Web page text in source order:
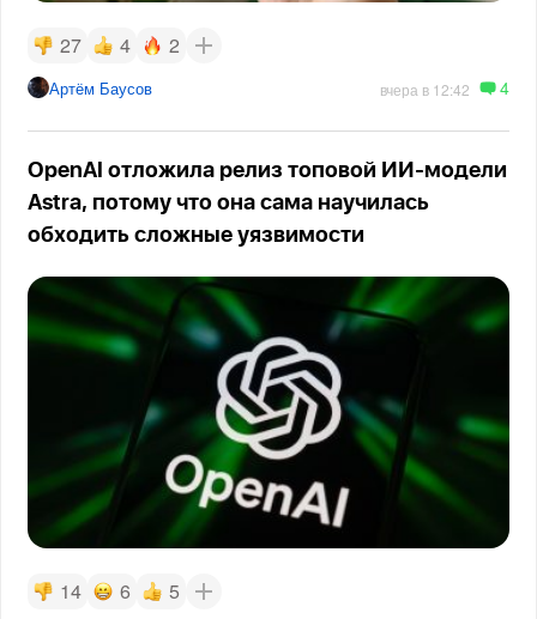
27 4 2
Артём Баусов вчера в 12:42 4
OpenAI отложила релиз топовой ИИ-модели
Astra, потому что она сама научилась
обходить сложные уязвимости
14 6 5